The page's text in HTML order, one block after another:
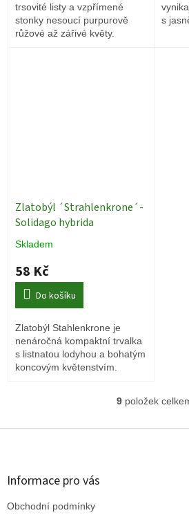
trsovité listy a vzpřímené
stonky nesoucí purpurově
růžové až zářivé květy.
s
Zlatobýl ´Strahlenkrone´-
Solidago hybrida
Skladem
58 Kč
Do košíku
Zlatobýl Stahlenkrone je
nenáročná kompaktní trvalka
s listnatou lodyhou a bohatým
koncovým květenstvím.
O
l
9 položek
Z
Informace pro vás
Obchodní podmínky